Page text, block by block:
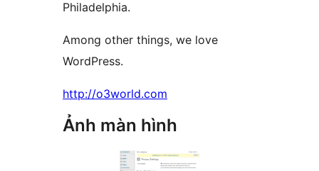
Philadelphia.
Among other things, we love
WordPress.
http://o3world.com
Ảnh màn hình